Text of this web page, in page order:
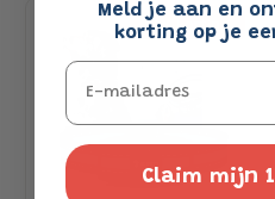
20% korting
Meld je aan en
korting op je
Email
Claim mijn